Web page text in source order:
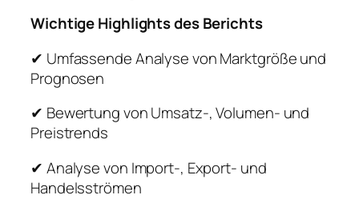
Wichtige Highlights des Berichts
✔ Umfassende Analyse von Marktgröße und
Prognosen
✔ Bewertung von Umsatz-, Volumen- und
Preistrends
✔ Analyse von Import-, Export- und
Handelsströmen